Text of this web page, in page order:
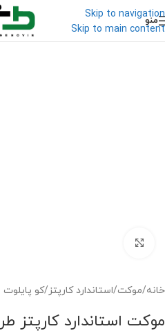
Skip to navigation
Skip to main content
منو
خانه/موکت/استاندارد کارپتز/کو پایلوت
موکت استاندارد کارپتز